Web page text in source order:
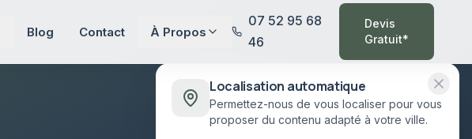
Blog Contact À Propos
07 52 95 68
46
Devis
Gratuit*
Localisation automatique
Permettez-nous de vous localiser pour vous
proposer du contenu adapté à votre ville.